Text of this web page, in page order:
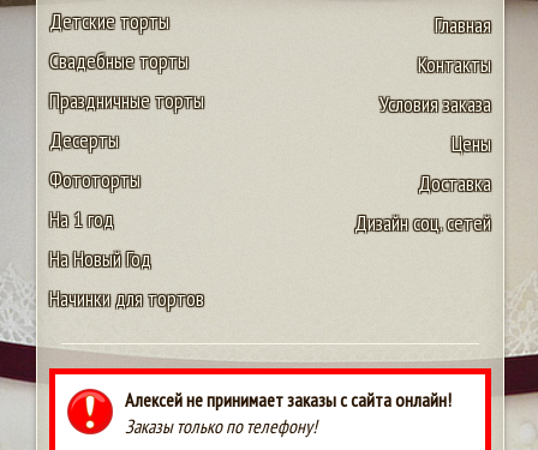
Детские торты
Свадебные торты
Праздничные торты
Десерты
Фототорты
На 1 год
На Новый Год
Начинки для тортов
Главная
Контакты
Условия заказа
Цены
Доставка
Дизайн соц. сетей
Алексей не принимает заказы с сайта онлайн!
Заказы только по телефону!